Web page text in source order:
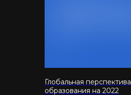
Глобальная перспектива
образования на 2022